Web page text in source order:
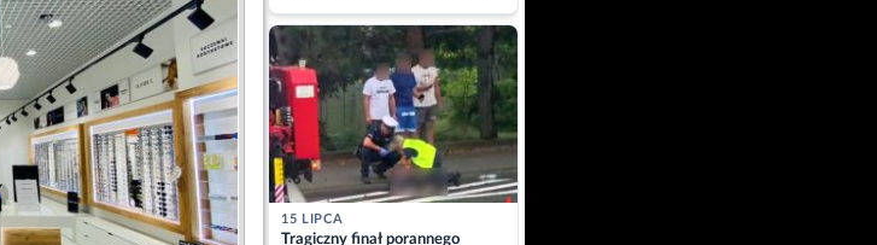
matkę
15 LIPCA
Tragiczny finał porannego